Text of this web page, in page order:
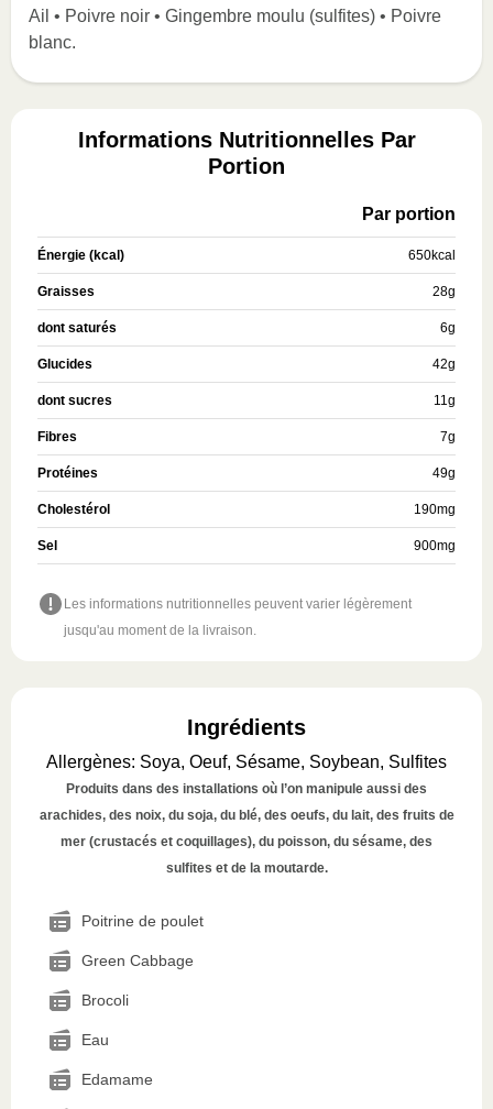
Ail • Poivre noir • Gingembre moulu (sulfites) • Poivre
blanc.
Informations Nutritionnelles Par
Portion
Par portion
Énergie (kcal) 650kcal
Graisses 28g
dont saturés 6g
Glucides 42g
dont sucres 11g
Fibres 7g
Protéines 49g
Cholestérol 190mg
Sel 900mg
Les informations nutritionnelles peuvent varier légèrement
jusqu'au moment de la livraison.
Ingrédients
Allergènes: Soya, Oeuf, Sésame, Soybean, Sulfites
Produits dans des installations où l’on manipule aussi des
arachides, des noix, du soja, du blé, des oeufs, du lait, des fruits de
mer (crustacés et coquillages), du poisson, du sésame, des
sulfites et de la moutarde.
Poitrine de poulet
Green Cabbage
Brocoli
Eau
Edamame